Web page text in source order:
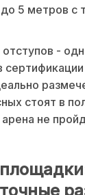
5 метров с
-
стоят в
не